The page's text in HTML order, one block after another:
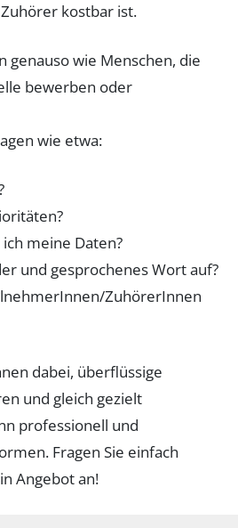
kostbar ist.
genauso wie Menschen, die
bewerben oder
wie etwa:
meine Daten?
und gesprochenes Wort auf?
ZuhörerInnen
dabei, überflüssige
und gleich gezielt
professionell und
Fragen Sie einfach
Angebot an!